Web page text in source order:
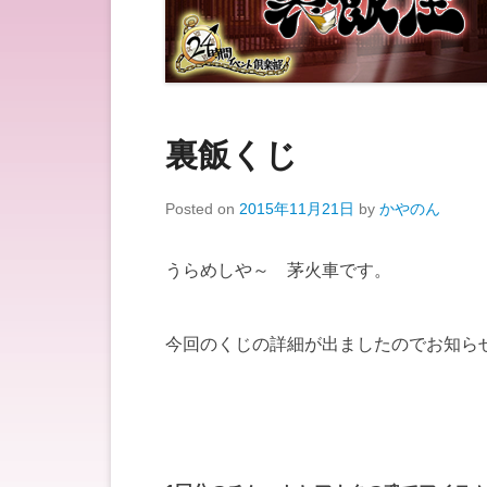
裏飯くじ
Posted on 2015年11月21日 by かやのん
うらめしや～ 茅火車です。
今回のくじの詳細が出ましたのでお知ら